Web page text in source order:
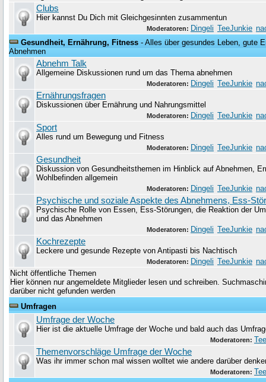
Clubs
Hier kannst Du Dich mit Gleichgesinnten zusammentun
Moderatoren: Dingeli TeeJunkie
Gesundheit, Ernährung, Fitness - Alles über gesundes Leben, gute
Abnehmen
Abnehm Talk
Allgemeine Diskussionen rund um das Thema abnehmen
Moderatoren: Dingeli TeeJunkie
Ernährungsfragen
Diskussionen über Ernährung und Nahrungsmittel
Moderatoren: Dingeli TeeJunkie
Sport
Alles rund um Bewegung und Fitness
Moderatoren: Dingeli TeeJunkie
Gesundheit
Diskussion von Gesundheitsthemen im Hinblick auf Abnehmen,
Wohlbefinden allgemein
Moderatoren: Dingeli TeeJunkie
Psychische und soziale Aspekte des Abnehmens, Ess-
Psychische Rolle von Essen, Ess-Störungen, die Reaktion der
und das Abnehmen
Moderatoren: Dingeli TeeJunkie
Kochrezepte
Leckere und gesunde Rezepte von Antipasti bis Nachtisch
Moderatoren: Dingeli TeeJunkie
Nicht öffentliche Themen
Hier können nur angemeldete Mitglieder lesen und schreiben.
darüber nicht gefunden werden
Umfragen
Umfrage der Woche
Hier ist die aktuelle Umfrage der Woche und bald auch das
Moderatoren:
Themenvorschläge Umfrage der Woche
Was ihr immer schon mal wissen wolltet wie andere darüber
Moderatoren: